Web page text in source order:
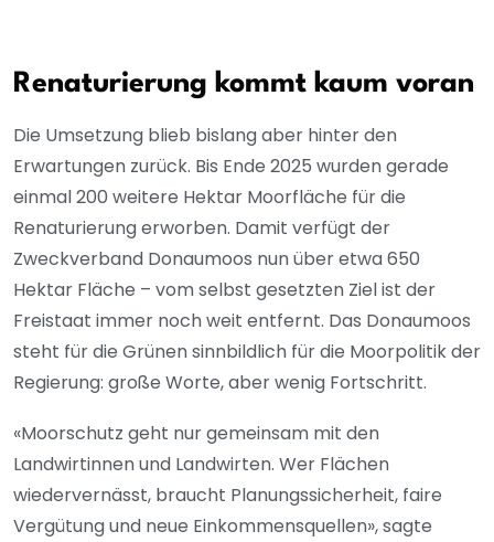
Renaturierung kommt kaum voran
Die Umsetzung blieb bislang aber hinter den
Erwartungen zurück. Bis Ende 2025 wurden gerade
einmal 200 weitere Hektar Moorfläche für die
Renaturierung erworben. Damit verfügt der
Zweckverband Donaumoos nun über etwa 650
Hektar Fläche – vom selbst gesetzten Ziel ist der
Freistaat immer noch weit entfernt. Das Donaumoos
steht für die Grünen sinnbildlich für die Moorpolitik der
Regierung: große Worte, aber wenig Fortschritt.
«Moorschutz geht nur gemeinsam mit den
Landwirtinnen und Landwirten. Wer Flächen
wiedervernässt, braucht Planungssicherheit, faire
Vergütung und neue Einkommensquellen», sagte